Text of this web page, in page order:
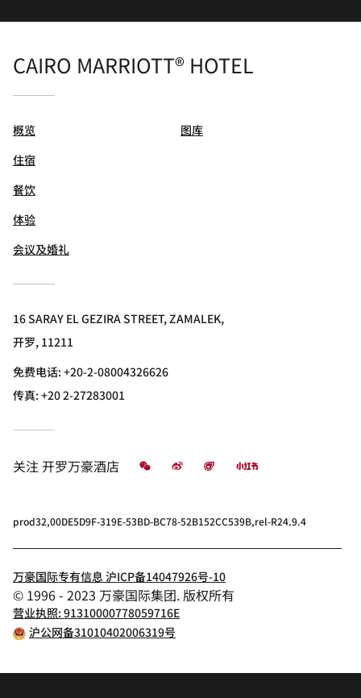
CAIRO MARRIOTT® HOTEL
概览
住宿
餐饮
体验
会议及婚礼
图库
16 SARAY EL GEZIRA STREET, ZAMALEK,
开罗, 11211
免费电话:+20-2-08004326626
传真:+20 2-27283001
关注开罗万豪酒店 微信 微博 飞猪 小红书
prod32,00DE5D9F-319E-53BD-BC78-52B152CC539B,rel-R24.9.4
万豪国际专有信息 沪ICP备14047926号-10
© 1996 - 2023 万豪国际集团. 版权所有
营业执照: 91310000778059716E
沪公网备31010402006319号